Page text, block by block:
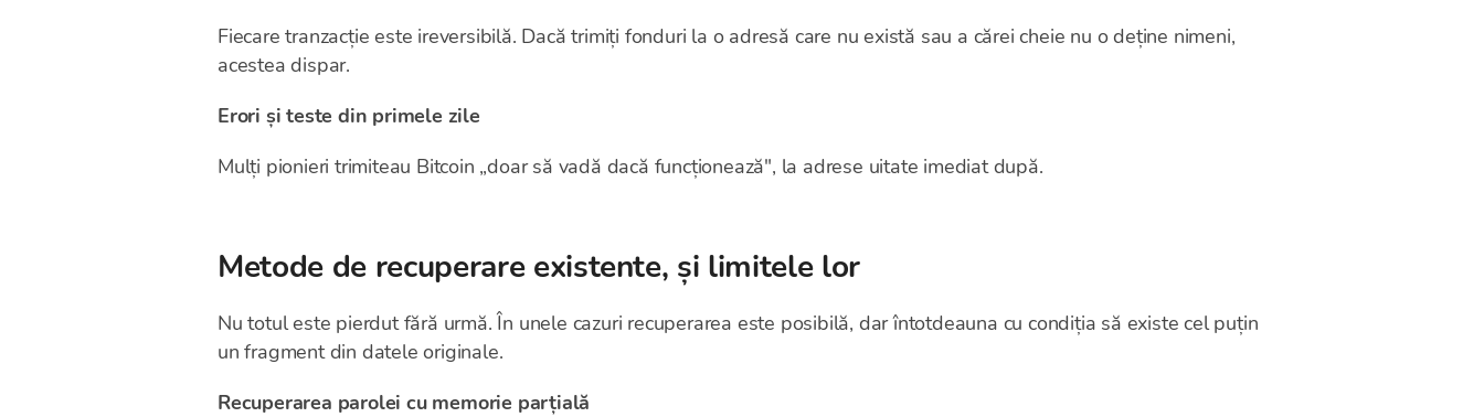
Fiecare tranzacție este ireversibilă. Dacă trimiți fonduri la o adresă care nu există sau a cărei cheie nu o deține nimeni,
acestea dispar.
Erori și teste din primele zile
Mulți pionieri trimiteau Bitcoin „doar să vadă dacă funcționează", la adrese uitate imediat după.
Metode de recuperare existente, și limitele lor
Nu totul este pierdut fără urmă. În unele cazuri recuperarea este posibilă, dar întotdeauna cu condiția să existe cel puțin
un fragment din datele originale.
Recuperarea parolei cu memorie parțială